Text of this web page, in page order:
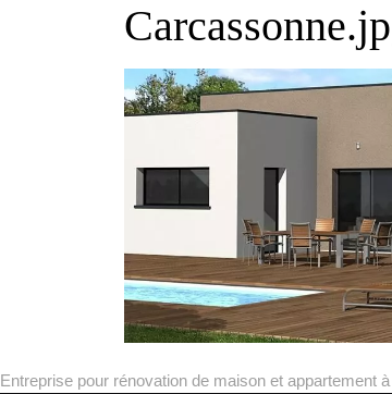
Entreprise pour rénovation de maison et appartement